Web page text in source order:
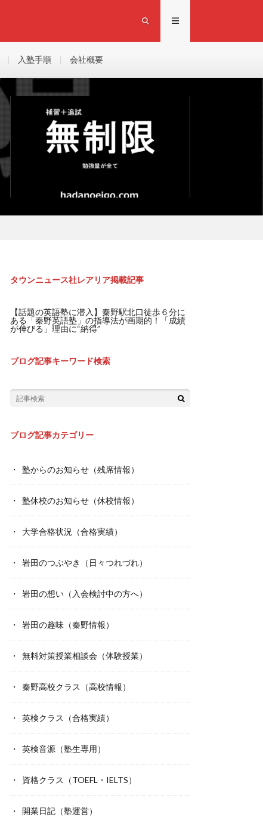
入塾手順 会社概要
タウンニュース社レアリア掲載記事
【話題の英語塾に潜入】秦野駅北口徒歩６分に
ある「秦野英語塾」の指導法が画期的！「成績
が伸びる」理由に“納得”
ブログ記事キーワード検索
ブログ記事カテゴリー
塾からのお知らせ（残席情報）
塾休校のお知らせ（休校情報）
大学合格状況（合格実績）
岩田のつぶやき（日々つれづれ）
岩田の想い（入会検討中の方へ）
岩田の趣味（秦野情報）
無料対策授業相談会（体験授業）
秦野高校クラス（高校情報）
英検クラス（合格実績）
英検音源（塾生専用）
資格クラス（TOEFL・IELTS）
開業日記（塾運営）